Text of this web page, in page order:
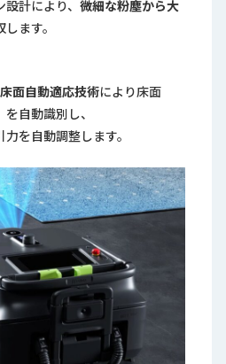
計により、 微細な粉塵から大
ます。
面自動適応技術により床面
自動識別し、
を自動調整します。